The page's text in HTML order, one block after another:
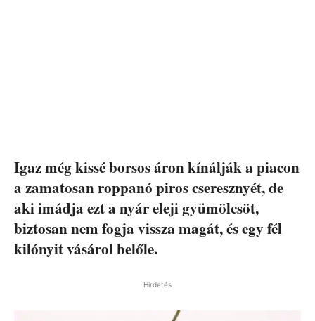
Igaz még kissé borsos áron kínálják a piacon
a zamatosan roppanó piros cseresznyét, de
aki imádja ezt a nyár eleji gyümölcsöt,
biztosan nem fogja vissza magát, és egy fél
kilónyit vásárol belőle.
Hirdetés